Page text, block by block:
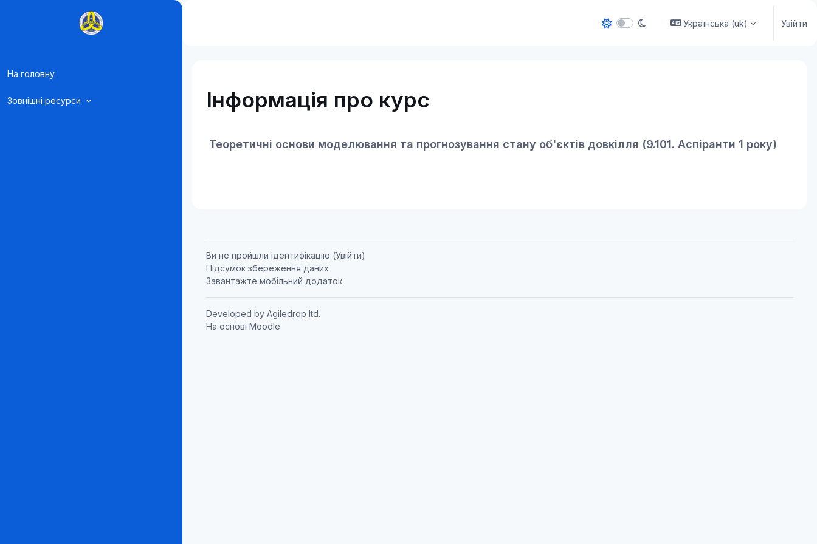
На головну
Зовнішні ресурси
Українська ‎(uk)‎ Увійти
Інформація про курс
Теоретичні основи моделювання та прогнозування стану об'єктів довкілля (9.101. Аспіранти 1 року)
Ви не пройшли ідентифікацію (Увійти)
Підсумок збереження даних
Завантажте мобільний додаток
Developed by Agiledrop ltd.
На основі Moodle